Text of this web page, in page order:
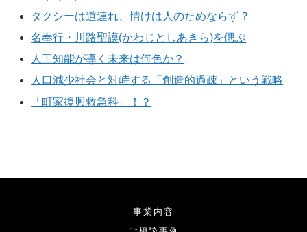
タクシーは道連れ、情けは人のためならず？
名奉行・川路聖謨(かわじとしあきら)を偲ぶ
人工知能が導く未来は何色か？
人口減少社会と対峙する「創造的過疎」という戦略
「町家復興救急科」！？
事業内容